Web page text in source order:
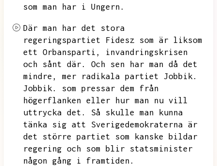
som man har i Ungern.
Där man har det stora
regeringspartiet Fidesz som är liksom
ett Orbansparti,
invandringskrisen
och sånt där.
Och sen har man då det
mindre,
mer radikala partiet Jobbik.
Jobbik.
som pressar dem från
högerflanken eller hur man nu vill
uttrycka det.
Så skulle man kunna
tänka sig att Sverigedemokraterna är
det större partiet som kanske bildar
regering och som blir statsminister
någon gång i framtiden.